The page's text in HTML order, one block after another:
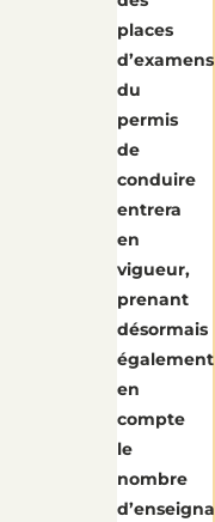
places
d’examens
du
permis
de
conduire
entrera
en
vigueur,
prenant
désormais
également
en
compte
le
nombre